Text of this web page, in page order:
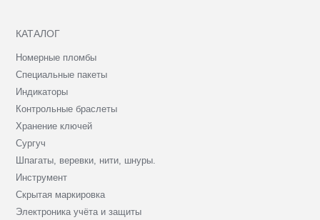
КАТАЛОГ
Номерные пломбы
Специальные пакеты
Индикаторы
Контрольные браслеты
Хранение ключей
Сургуч
Шпагаты, веревки, нити, шнуры.
Инструмент
Скрытая маркировка
Электроника учёта и защиты